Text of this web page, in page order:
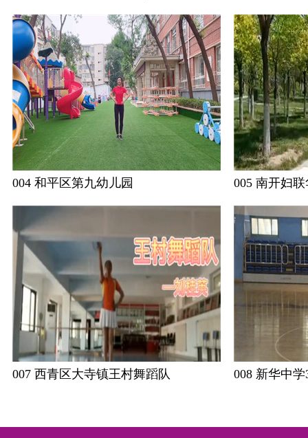
004 和平区第九幼儿园 005 南开妇
007 西青区大寺镇王村舞蹈队 008 新华中学